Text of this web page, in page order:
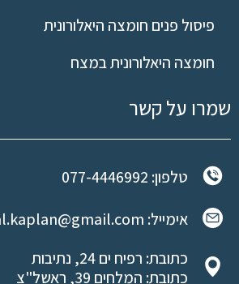
פיסול פנים חומצה היאלורונית
חומצה היאלורונית במצח
שמרו על קשר
טלפון: 077-4446992
אימייל: dr.tal.kaplan@gmail.com
כתובת: רפיח ים 24, נתיבות
כתובת: המלחים 39, ראשל"צ